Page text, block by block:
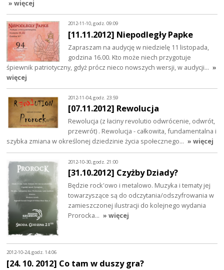
» więcej
2012-11-10, godz. 09:09
[11.11.2012] Niepodległy Papke
Zapraszam na audycję w niedzielę 11 listopada,
godzina 16.00. Kto może niech przygotuje
śpiewnik patriotyczny, gdyż prócz nieco nowszych wersji, w audycji… »
więcej
2012-11-04, godz. 23:59
[07.11.2012] Rewolucja
Rewolucja (z łaciny revolutio odwrócenie, odwrót,
przewrót) . Rewolucja - całkowita, fundamentalna i
szybka zmiana w określonej dziedzinie życia społecznego… » więcej
2012-10-30, godz. 21:00
[31.10.2012] Czyżby Dziady?
Będzie rock'owo i metalowo. Muzyka i tematy jej
towarzyszące są do odczytania/odszyfrowania w
zamieszczonej ilustracji do kolejnego wydania
Prorocka... » więcej
2012-10-24, godz. 14:06
[24. 10. 2012] Co tam w duszy gra?